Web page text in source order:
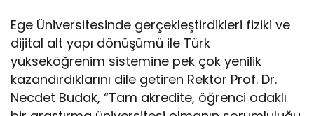
Ege Üniversitesinde gerçekleştirdikleri fiziki ve
dijital alt yapı dönüşümü ile Türk
yükseköğrenim sistemine pek çok yenilik
kazandırdıklarını dile getiren Rektör Prof. Dr.
Necdet Budak, “Tam akredite, öğrenci odaklı